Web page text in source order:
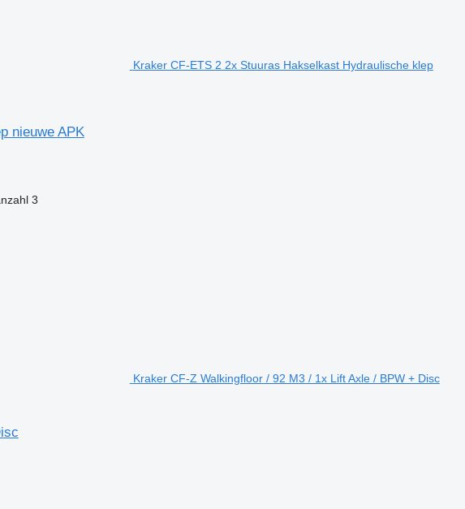
Kraker CF-ETS 2 2x Stuuras Hakselkast Hydraulische klep
nieuwe APK
3
Kraker CF-Z Walkingfloor / 92 M3 / 1x Lift Axle / BPW + Disc